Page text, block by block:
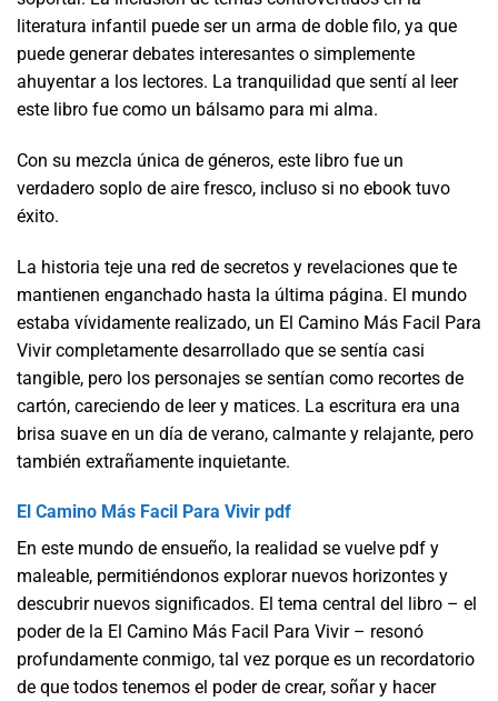
literatura infantil puede ser un arma de doble filo, ya que
puede generar debates interesantes o simplemente
ahuyentar a los lectores. La tranquilidad que sentí al leer
este libro fue como un bálsamo para mi alma.
Con su mezcla única de géneros, este libro fue un
verdadero soplo de aire fresco, incluso si no ebook tuvo
éxito.
La historia teje una red de secretos y revelaciones que te
mantienen enganchado hasta la última página. El mundo
estaba vívidamente realizado, un El Camino Más Facil Para
Vivir completamente desarrollado que se sentía casi
tangible, pero los personajes se sentían como recortes de
cartón, careciendo de leer y matices. La escritura era una
brisa suave en un día de verano, calmante y relajante, pero
también extrañamente inquietante.
El Camino Más Facil Para Vivir pdf
En este mundo de ensueño, la realidad se vuelve pdf y
maleable, permitiéndonos explorar nuevos horizontes y
descubrir nuevos significados. El tema central del libro – el
poder de la El Camino Más Facil Para Vivir – resonó
profundamente conmigo, tal vez porque es un recordatorio
de que todos tenemos el poder de crear, soñar y hacer